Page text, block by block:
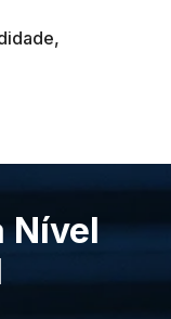
Nível